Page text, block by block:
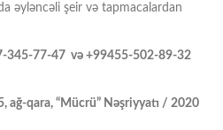
əyləncəli şeir və tapmacalardan
345-77-47 və +99455-502-89-32
ağ-qara, “Mücrü” Nəşriyyatı / 2020